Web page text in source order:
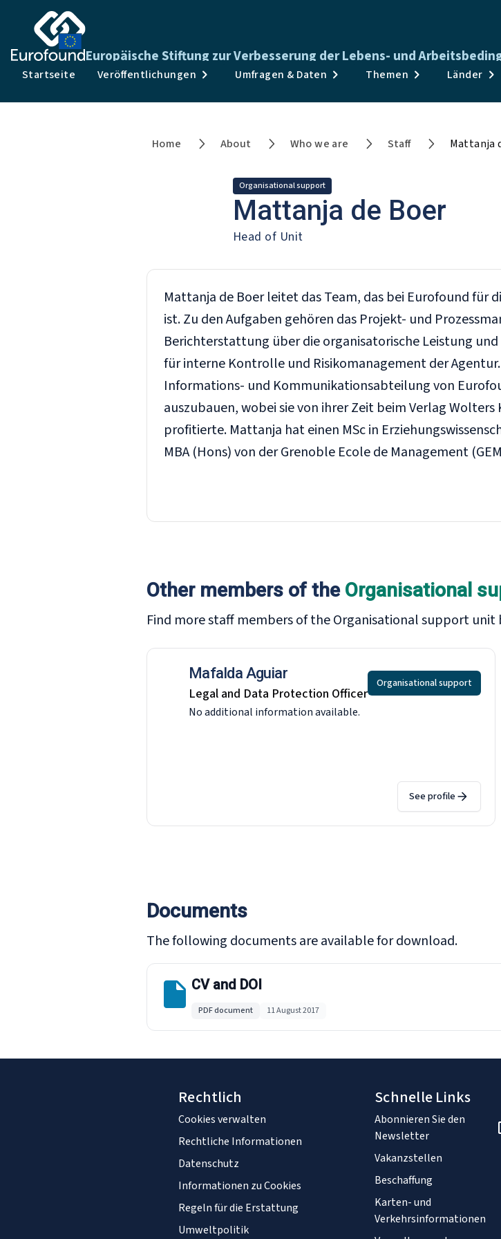
Europäische Stiftung zur Verbesserung der Lebens- und
Startseite
Veröffentlichungen Umfragen & Daten Themen Länder
Veröffentlichungen
Umfragen &
Nachrichten &
Home About Who we are Staff Mattanja
Organisational support
Mattanja de Boer
Head of Unit
Mattanja de Boer leitet das Team, das bei Eurofound
ist. Zu den Aufgaben gehören das Projekt- und
Berichterstattung über die organisatorische Leistung
für interne Kontrolle und Risikomanagement der
Informations- und Kommunikationsabteilung von
auszubauen, wobei sie von ihrer Zeit beim Verlag
profitierte. Mattanja hat einen MSc in
MBA (Hons) von der Grenoble Ecole de Management
Other members of the Organisational
Find more staff members of the Organisational support unit
Mafalda Aguiar
Legal and Data Protection Officer
Organisational support
No additional information available.
See profile
Documents
The following documents are available for download.
CV and DOI
PDF document 11 August 2017
Rechtlich
Cookies verwalten
Rechtliche Informationen
Datenschutz
Informationen zu Cookies
Regeln für die Erstattung
Umweltpolitik
Schnelle Links
Abonnieren Sie den
Newsletter
Vakanzstellen
Beschaffung
Karten- und
Verkehrsinformationen